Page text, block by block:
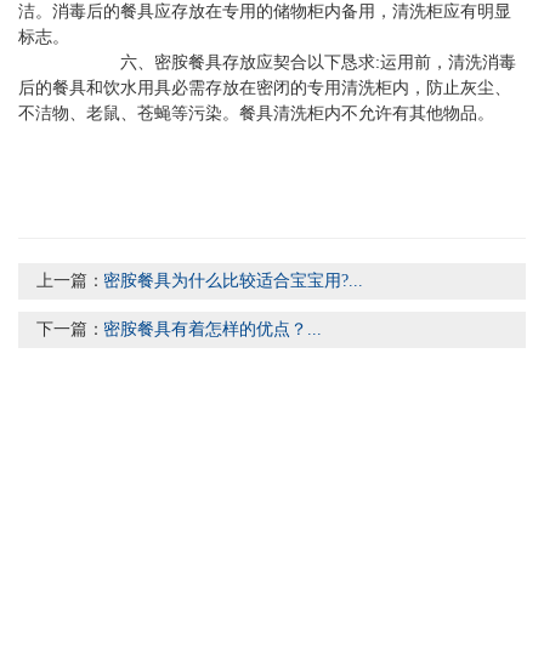
洁。消毒后的餐具应存放在专用的储物柜内备用，清洗柜应有明显
标志。
六、密胺餐具存放应契合以下恳求:运用前，清洗消毒
后的餐具和饮水用具必需存放在密闭的专用清洗柜内，防止灰尘、
不洁物、老鼠、苍蝇等污染。餐具清洗柜内不允许有其他物品。
上一篇： 密胺餐具为什么比较适合宝宝用?...
下一篇： 密胺餐具有着怎样的优点？...